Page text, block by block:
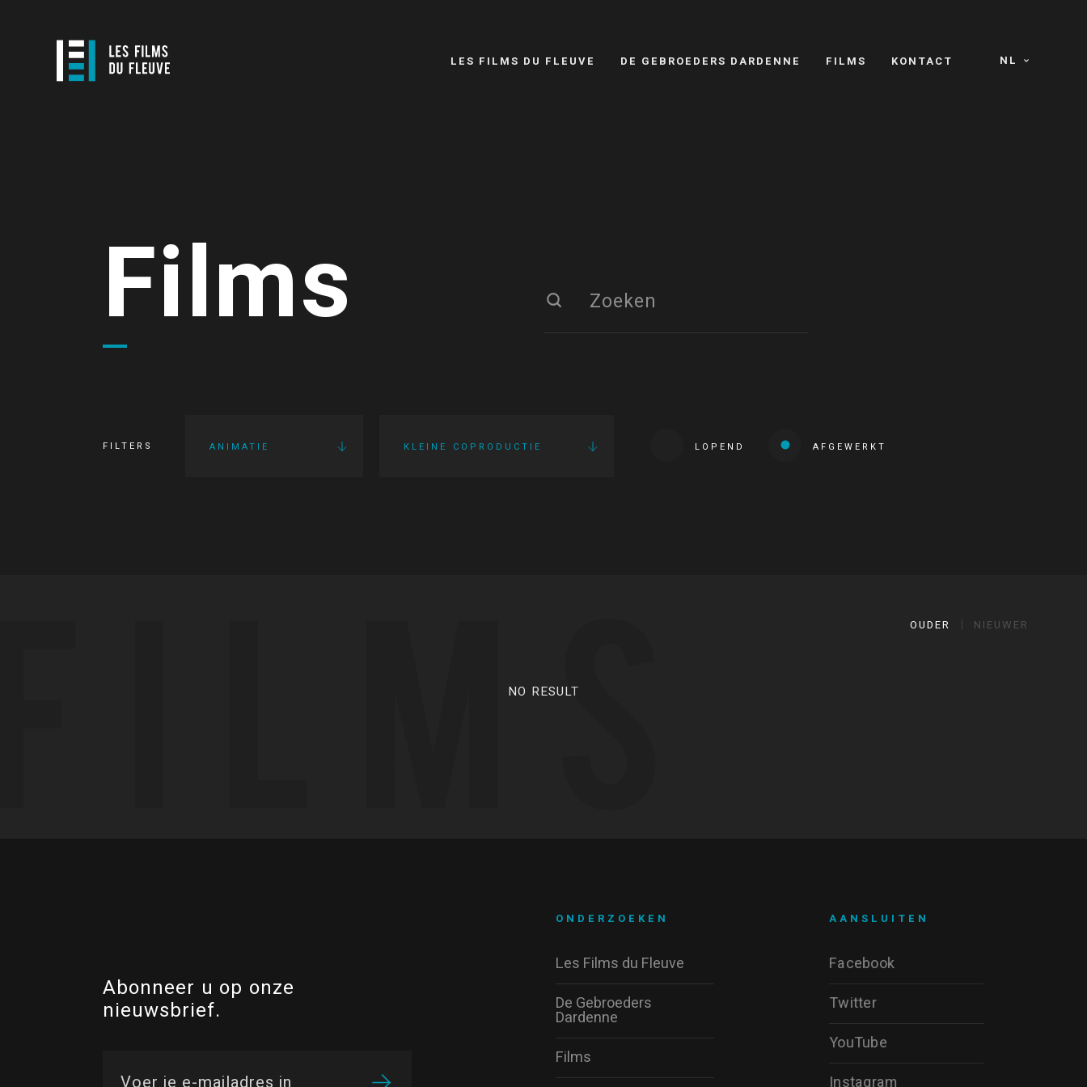
NL
LES FILMS DU FLEUVE DE GEBROEDERS DARDENNE FILMS KONTACT
Films
FILTERS ANIMATIE KLEINE COPRODUCTIE LOPEND AFGEWERKT
OUDER NIEUWER
NO RESULT
Abonneer u op onze
nieuwsbrief.
AANSLUITEN
Facebook
Twitter
YouTube
Instagram
ONDERZOEKEN
Les Films du Fleuve
De Gebroeders
Dardenne
Films